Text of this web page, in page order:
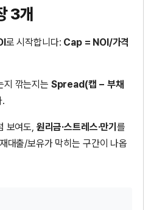
3개
로 시작합니다: Cap = NOI/가격
지 깎는지는 Spread(캡 − 부채
.
보여도, 원리금·스트레스·만기를
대출/보유가 막히는 구간이 나옵